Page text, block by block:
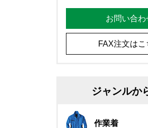
お問い合わ
FAX注文はこ
ジャンルか
作業着